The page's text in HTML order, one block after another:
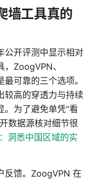
墙工具真的
公开评测中显示相对
ZoogVPN、
可靠的三个选项。
较高的穿透力与持续
。为了避免单凭“看
数据源核对细节很
洞悉中国区域的实
反馈。ZoogVPN 在